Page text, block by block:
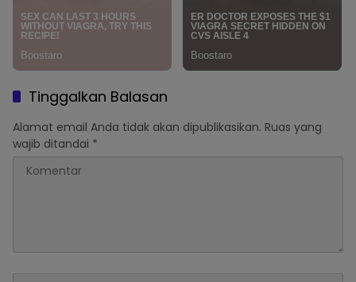
Tinggalkan Balasan
Alamat email Anda tidak akan dipublikasikan. Ruas yang
wajib ditandai *